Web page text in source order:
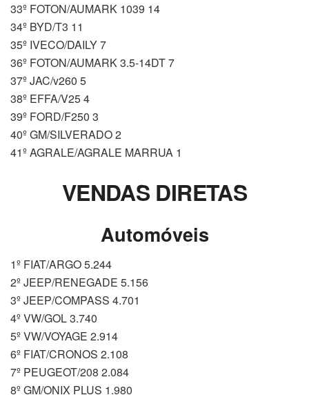
33º FOTON/AUMARK 1039 14
34º BYD/T3 11
35º IVECO/DAILY 7
36º FOTON/AUMARK 3.5-14DT 7
37º JAC/v260 5
38º EFFA/V25 4
39º FORD/F250 3
40º GM/SILVERADO 2
41º AGRALE/AGRALE MARRUA 1
VENDAS DIRETAS
Automóveis
1º FIAT/ARGO 5.244
2º JEEP/RENEGADE 5.156
3º JEEP/COMPASS 4.701
4º VW/GOL 3.740
5º VW/VOYAGE 2.914
6º FIAT/CRONOS 2.108
7º PEUGEOT/208 2.084
8º GM/ONIX PLUS 1.980